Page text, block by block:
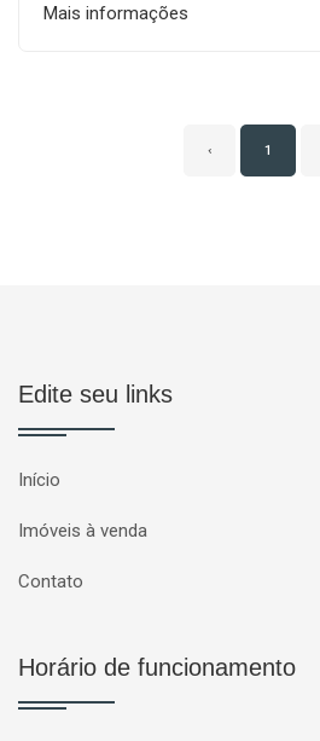
Mais informações
‹ 1
Edite seu links
Início
Imóveis à venda
Contato
Horário de funcionamento